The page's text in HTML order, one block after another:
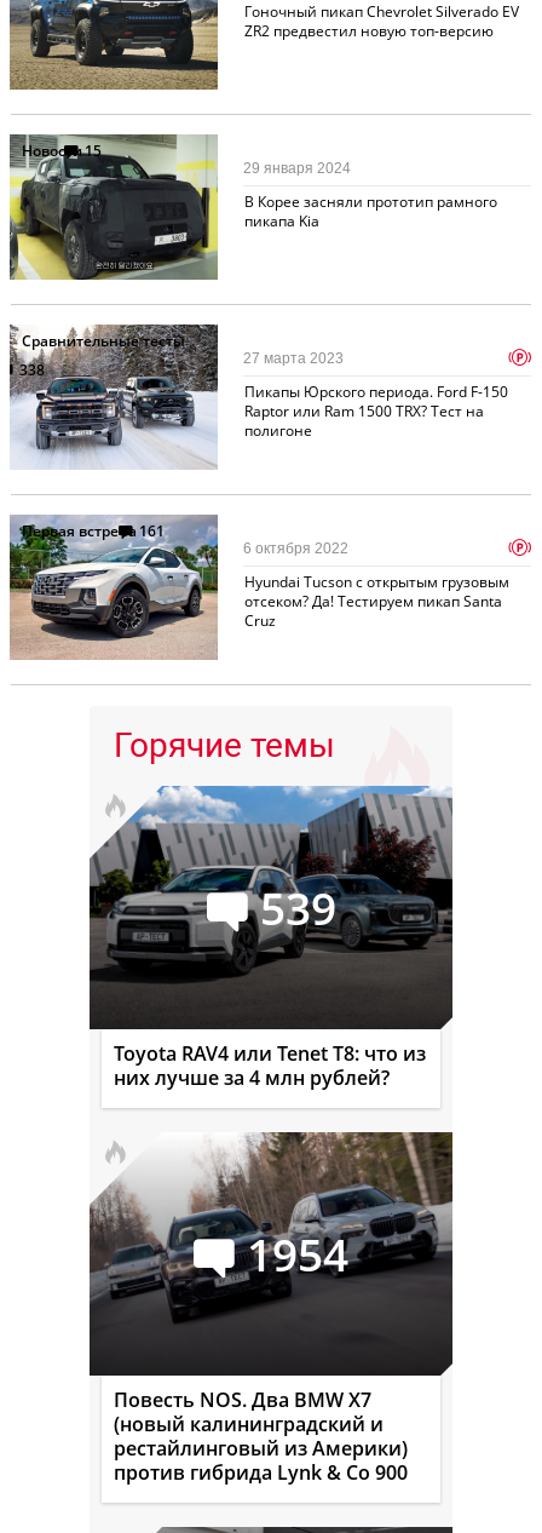
Гоночный пикап Chevrolet Silverado EV
ZR2 предвестил новую топ-версию
Новости15
В Корее засняли прототип рамного
пикапа Kia
29 января 2024
Сравнительные тесты
338
Пикапы Юрского периода. Ford F-150
Raptor или Ram 1500 TRX? Тест на
полигоне
27 марта 2023 p
Первая встреча161
Hyundai Tucson с открытым грузовым
отсеком? Да! Тестируем пикап Santa
Cruz
6 октября 2022 p
Горячие темы
539
Toyota RAV4 или Tenet T8: что из
них лучше за 4 млн рублей?
1954
Повесть NOS. Два BMW X7
(новый калининградский и
рестайлинговый из Америки)
против гибрида Lynk & Co 900